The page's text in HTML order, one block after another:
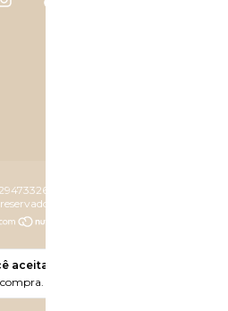
aceita o uso de cookies
- 2026. Todos os direitos
reservados.